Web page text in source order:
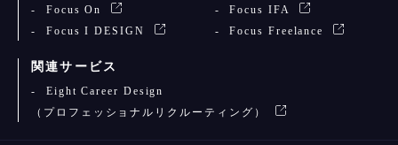
Focus On
Focus IFA
Focus I DESIGN
Focus Freelance
関連サービス
Eight Career Design
（プロフェッショナルリクルーティング）